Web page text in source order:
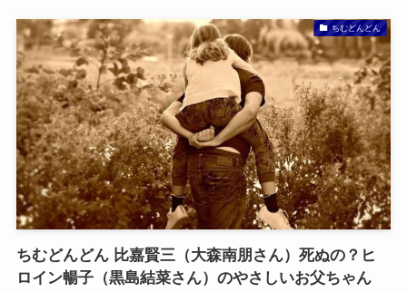
ちむどんどん
ちむどんどん 比嘉賢三（大森南朋さん）死ぬの？ヒ
ロイン暢子（黒島結菜さん）のやさしいお父ちゃん